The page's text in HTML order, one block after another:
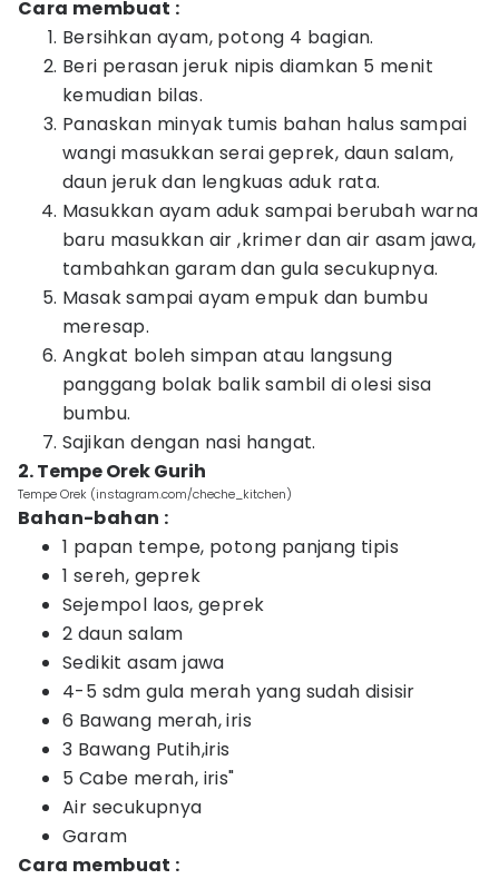
Cara membuat :
Bersihkan ayam, potong 4 bagian.
Beri perasan jeruk nipis diamkan 5 menit
kemudian bilas.
Panaskan minyak tumis bahan halus sampai
wangi masukkan serai geprek, daun salam,
daun jeruk dan lengkuas aduk rata.
Masukkan ayam aduk sampai berubah warna
baru masukkan air ,krimer dan air asam jawa,
tambahkan garam dan gula secukupnya.
Masak sampai ayam empuk dan bumbu
meresap.
Angkat boleh simpan atau langsung
panggang bolak balik sambil di olesi sisa
bumbu.
Sajikan dengan nasi hangat.
2. Tempe Orek Gurih
Tempe Orek (instagram.com/cheche_kitchen)
Bahan-bahan :
1 papan tempe, potong panjang tipis
1 sereh, geprek
Sejempol laos, geprek
2 daun salam
Sedikit asam jawa
4-5 sdm gula merah yang sudah disisir
6 Bawang merah, iris
3 Bawang Putih,iris
5 Cabe merah, iris"
Air secukupnya
Garam
Cara membuat :